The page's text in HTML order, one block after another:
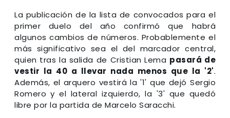
La publicación de la lista de convocados para el
primer duelo del año confirmó que habrá
algunos cambios de números. Probablemente el
más significativo sea el del marcador central,
quien tras la salida de Cristian Lema pasará de
vestir la 40 a llevar nada menos que la '2'.
Además, el arquero vestirá la '1' que dejó Sergio
Romero y el lateral izquierdo, la '3' que quedó
libre por la partida de Marcelo Saracchi.